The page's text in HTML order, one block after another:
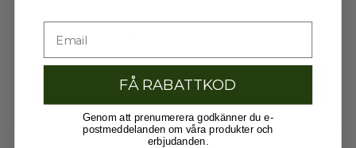
Email
SKICKA
FÅ RABATTKOD
Genom att prenumerera godkänner du e-
postmeddelanden om våra produkter och
erbjudanden.